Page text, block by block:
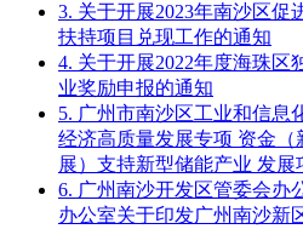
3. 关于开展2023年南沙区促
扶持项目兑现工作的通知
4. 关于开展2022年度海珠区
业奖励申报的通知
5. 广州市南沙区工业和信息
经济高质量发展专项 资金
展）支持新型储能产业 发展
6. 广州南沙开发区管委会办
办公室关于印发广州南沙新